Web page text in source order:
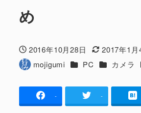
め
投稿日
2016年10月28日
更新日
2017年1月
著
者
mojigumi カテゴリー
PC カテゴリー
カメラ
- -